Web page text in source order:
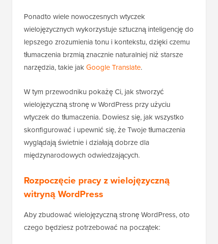
Ponadto wiele nowoczesnych wtyczek
wielojęzycznych wykorzystuje sztuczną inteligencję do
lepszego zrozumienia tonu i kontekstu, dzięki czemu
tłumaczenia brzmią znacznie naturalniej niż starsze
narzędzia, takie jakGoogle Translate.
W tym przewodniku pokażę Ci, jak stworzyć
wielojęzyczną stronę w WordPress przy użyciu
wtyczek do tłumaczenia. Dowiesz się, jak wszystko
skonfigurować i upewnić się, że Twoje tłumaczenia
wyglądają świetnie i działają dobrze dla
międzynarodowych odwiedzających.
Rozpoczęcie pracy z wielojęzyczną
witryną WordPress
Aby zbudować wielojęzyczną stronę WordPress, oto
czego będziesz potrzebować na początek: